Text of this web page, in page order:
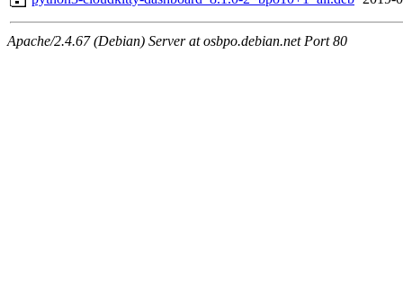
Apache/2.4.67 (Debian) Server at osbpo.debian.net Port 80